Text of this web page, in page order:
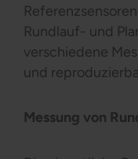
Rundlauf- und
verschiedene
und
Messung von